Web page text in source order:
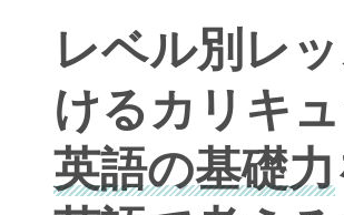
レベル別レ
けるカリキ
英語の基礎力